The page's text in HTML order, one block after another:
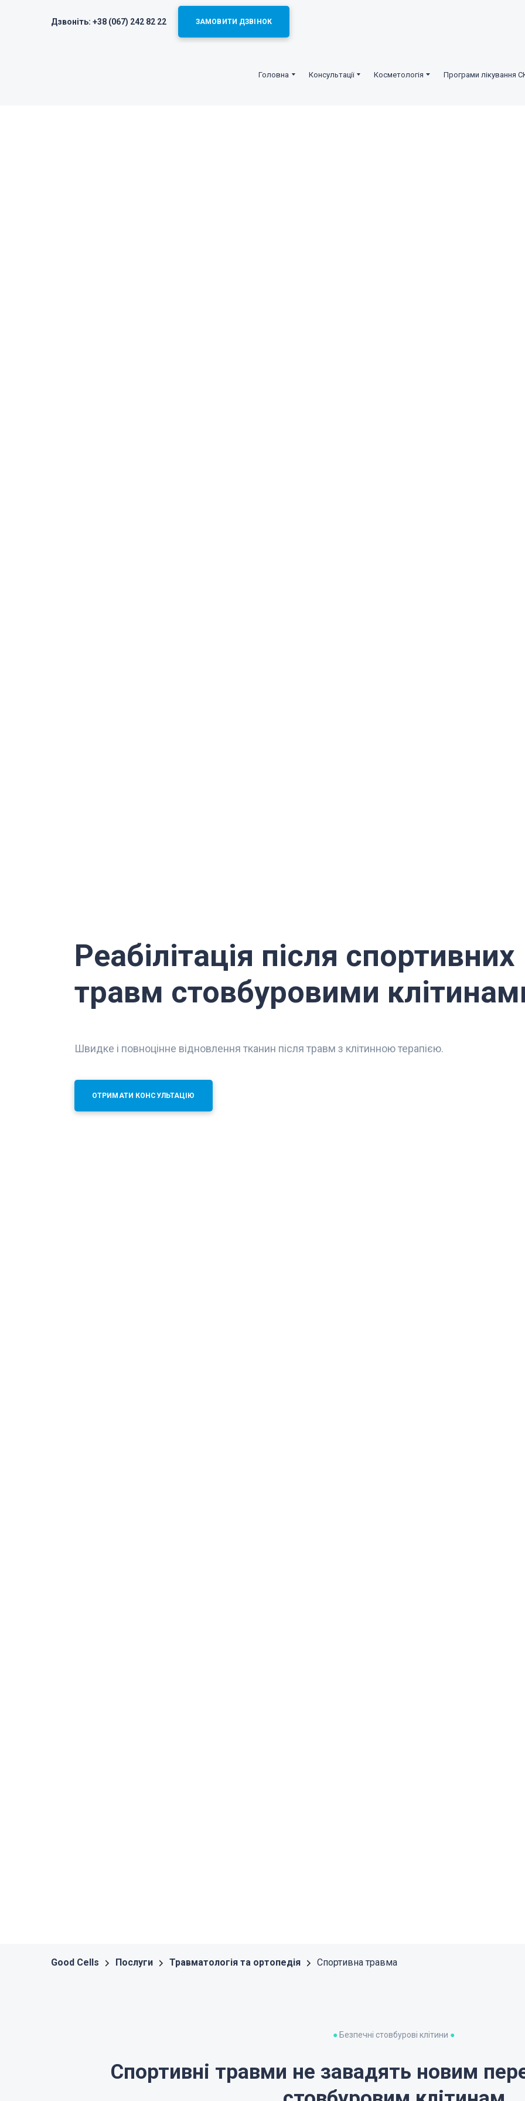
Дзвоніть: +38 (067) 242 82 22 ЗАМОВИТИ ДЗВІНОК
Головна Консультації Косметологія Програми лікування
Реабілітація після спортивних
травм стовбуровими
Швидке і повноцінне відновлення тканин після травм з клітинною терапією.
ОТРИМАТИ КОНСУЛЬТАЦІЮ
Good Cells Послуги Травматологія та ортопедія Спортивна травма
● Безпечні стовбурові клітини ●
Спортивні травми не завадять новим